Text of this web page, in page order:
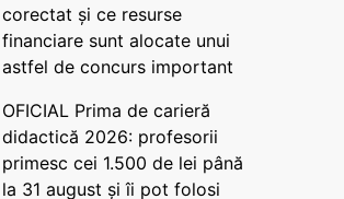
corectat și ce resurse
financiare sunt alocate unui
astfel de concurs important
OFICIAL Prima de carieră
didactică 2026: profesorii
primesc cei 1.500 de lei până
la 31 august și îi pot folosi